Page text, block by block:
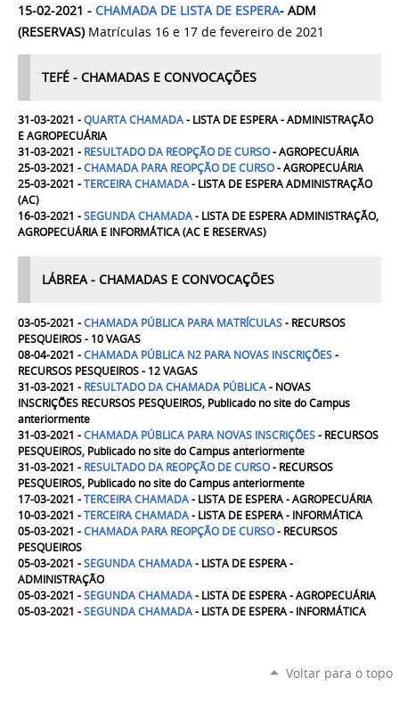
15-02-2021 - CHAMADA DE LISTA DE ESPERA- ADM
(RESERVAS) Matrículas 16 e 17 de fevereiro de 2021
TEFÉ - CHAMADAS E CONVOCAÇÕES
31-03-2021 -QUARTA CHAMADA- LISTA DE ESPERA - ADMINISTRAÇÃO
E AGROPECUÁRIA
31-03-2021 - RESULTADO DA REOPÇÃO DE CURSO- AGROPECUÁRIA
25-03-2021 -CHAMADA PARA REOPÇÃO DE CURSO- AGROPECUÁRIA
25-03-2021 -TERCEIRA CHAMADA- LISTA DE ESPERA ADMINISTRAÇÃO
(AC)
16-03-2021 -SEGUNDA CHAMADA- LISTA DE ESPERA ADMINISTRAÇÃO,
AGROPECUÁRIA E INFORMÁTICA (AC E RESERVAS)
LÁBREA - CHAMADAS E CONVOCAÇÕES
03-05-2021 -CHAMADA PÚBLICA PARA MATRÍCULAS- RECURSOS
PESQUEIROS - 10 VAGAS
08-04-2021 -CHAMADA PÚBLICA N2 PARA NOVAS INSCRIÇÕES-
RECURSOS PESQUEIROS - 12 VAGAS
31-03-2021 - RESULTADO DA CHAMADA PÚBLICA- NOVAS
INSCRIÇÕES RECURSOS PESQUEIROS, Publicado no site do Campus
anteriormente
31-03-2021 -CHAMADA PÚBLICA PARA NOVAS INSCRIÇÕES- RECURSOS
PESQUEIROS, Publicado no site do Campus anteriormente
31-03-2021 - RESULTADO DA REOPÇÃO DE CURSO- RECURSOS
PESQUEIROS, Publicado no site do Campus anteriormente
17-03-2021 -TERCEIRACHAMADA- LISTA DE ESPERA - AGROPECUÁRIA
10-03-2021 -TERCEIRACHAMADA- LISTA DE ESPERA - INFORMÁTICA
05-03-2021 -CHAMADA PARA REOPÇÃO DE CURSO- RECURSOS
PESQUEIROS
05-03-2021 -SEGUNDACHAMADA- LISTA DE ESPERA -
ADMINISTRAÇÃO
05-03-2021 -SEGUNDACHAMADA- LISTA DE ESPERA - AGROPECUÁRIA
05-03-2021 -SEGUNDACHAMADA- LISTA DE ESPERA - INFORMÁTICA
Voltar para o topo